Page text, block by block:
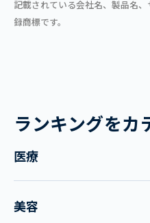
記載されている会社名、製品名
録商標です。
ランキングをカ
医療
美容